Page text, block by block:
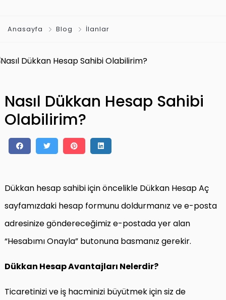
Anasayfa Blog İlanlar
Nasıl Dükkan Hesap Sahibi
Olabilirim?
Dükkan hesap sahibi için öncelikle Dükkan Hesap Aç
sayfamızdaki hesap formunu doldurmanız ve e-posta
adresinize göndereceğimiz e-postada yer alan
“Hesabımı Onayla” butonuna basmanız gerekir.
Dükkan Hesap Avantajları Nelerdir?
Ticaretinizi ve iş hacminizi büyütmek için siz de